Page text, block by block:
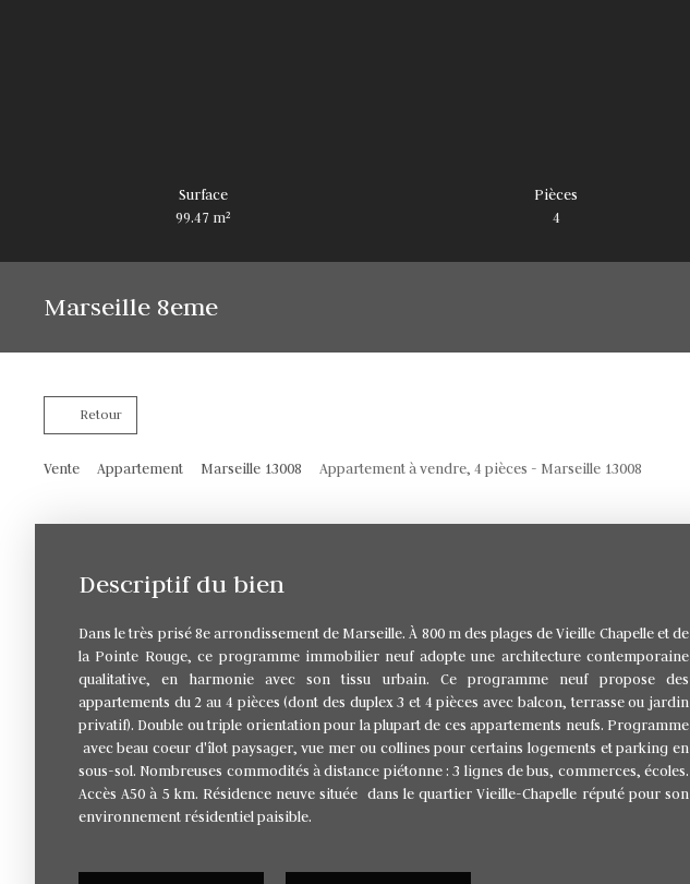
Surface
99.47 m²
Pièces
4
Marseille 8eme
Retour
Vente Appartement Marseille 13008 Appartement à vendre, 4 pièces - Marseille 13008
Descriptif du bien
Dans le très prisé 8e arrondissement de Marseille. À 800 m des plages de Vieille Chapelle et de
la Pointe Rouge, ce programme immobilier neuf adopte une architecture contemporaine
qualitative, en harmonie avec son tissu urbain. Ce programme neuf propose des
appartements du 2 au 4 pièces (dont des duplex 3 et 4 pièces avec balcon, terrasse ou jardin
privatif). Double ou triple orientation pour la plupart de ces appartements neufs. Programme
avec beau coeur d'îlot paysager, vue mer ou collines pour certains logements et parking en
sous-sol. Nombreuses commodités à distance piétonne : 3 lignes de bus, commerces, écoles.
Accès A50 à 5 km. Résidence neuve située dans le quartier Vieille-Chapelle réputé pour son
environnement résidentiel paisible.